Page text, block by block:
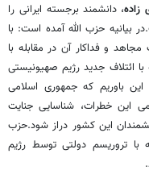
، دانشمند برجسته ایرانی را
بیانیه حزب الله آمده است: با
و فداکار آن در مقابله با
ائتلاف جدید رژیم صهیونیستی
باوریم که جمهوری اسلامی
این خطرات، شناسایی جنایت
این کشور دراز شود.حزب
با تروریسم دولتی توسط رژیم